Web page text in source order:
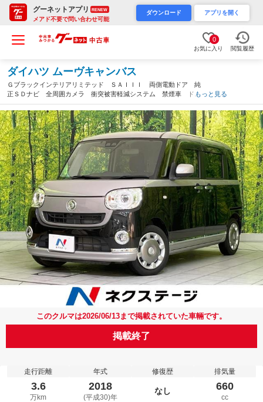
グーネットアプリ RENEW
メアド不要で問い合わせ可能
ダウンロード アプリを開く
0
お気に入り 閲覧履歴
ダイハツ ムーヴキャンバス
Ｇブラックインテリアリミテッド ＳＡＩＩＩ 両側電動ドア 純
正ＳＤナビ 全周囲カメラ 衝突被害軽減システム 禁煙車 ドラ
レコ コーナーセンサー スマートキー ＬＥＤヘッド ビルトイ
ンＥＴＣ オートハイビーム 車線逸脱警報 オートライト（宮城
県）
もっと見る
このクルマは2026/06/13まで掲載されていた車輛です。
掲載終了
走行距離
3.6
万km
年式
2018
(平成30)年
修復歴
なし
排気量
660
cc